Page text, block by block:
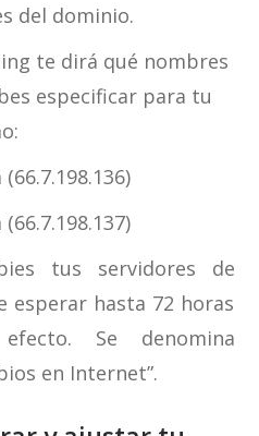
del dominio.
te dirá qué nombres
especificar para tu
tus servidores de
esperar hasta 72 horas
Se denomina
en Internet”.